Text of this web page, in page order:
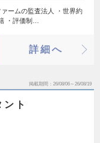
ームの監査法人 ・世界約
・評価制…
詳細へ
掲載期間 26/08/06～26/08/19
ト